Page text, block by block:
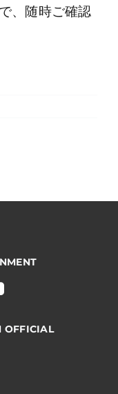
、随時ご確認
OFFICIAL